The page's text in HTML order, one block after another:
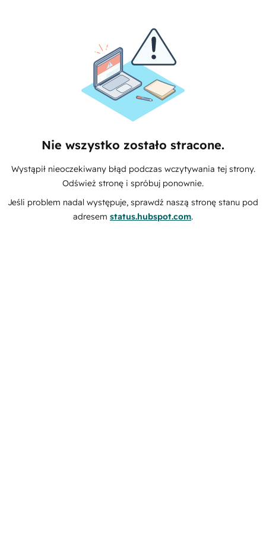
Nie wszystko zostało stracone.
Wystąpił nieoczekiwany błąd podczas wczytywania tej strony.
Odśwież stronę i spróbuj ponownie.
Jeśli problem nadal występuje, sprawdź naszą stronę stanu pod
adresem status.hubspot.com.